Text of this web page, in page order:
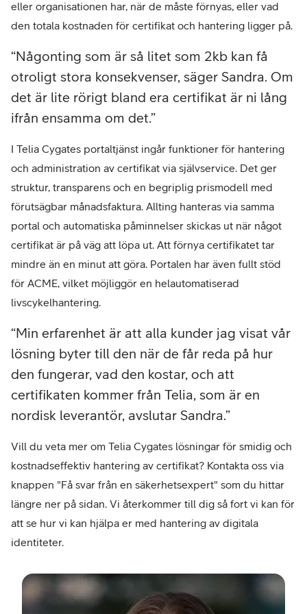
eller organisationen har, när de måste förnyas, eller vad
den totala kostnaden för certifikat och hantering ligger på.
Någonting som är så litet som 2kb kan få
otroligt stora konsekvenser, säger Sandra. Om
det är lite rörigt bland era certifikat är ni lång
ifrån ensamma om det.
I Telia Cygates portaltjänst ingår funktioner för hantering
och administration av certifikat via självservice. Det ger
struktur, transparens och en begriplig prismodell med
förutsägbar månadsfaktura. Allting hanteras via samma
portal och automatiska påminnelser skickas ut när något
certifikat är på väg att löpa ut. Att förnya certifikatet tar
mindre än en minut att göra. Portalen har även fullt stöd
för ACME, vilket möjliggör en helautomatiserad
livscykelhantering.
Min erfarenhet är att alla kunder jag visat vår
lösning byter till den när de får reda på hur
den fungerar, vad den kostar, och att
certifikaten kommer från Telia, som är en
nordisk leverantör, avslutar Sandra.
Vill du veta mer om Telia Cygates lösningar för smidig och
kostnadseffektiv hantering av certifikat? Kontakta oss via
knappen "Få svar från en säkerhetsexpert" som du hittar
längre ner på sidan. Vi återkommer till dig så fort vi kan för
att se hur vi kan hjälpa er med hantering av digitala
identiteter.
–